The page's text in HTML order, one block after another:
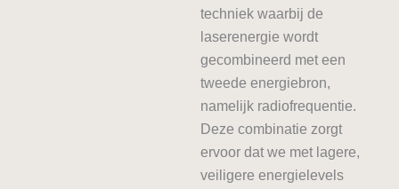
techniek waarbij de
laserenergie wordt
gecombineerd met een
tweede energiebron,
namelijk radiofrequentie.
Deze combinatie zorgt
ervoor dat we met lagere,
veiligere energielevels